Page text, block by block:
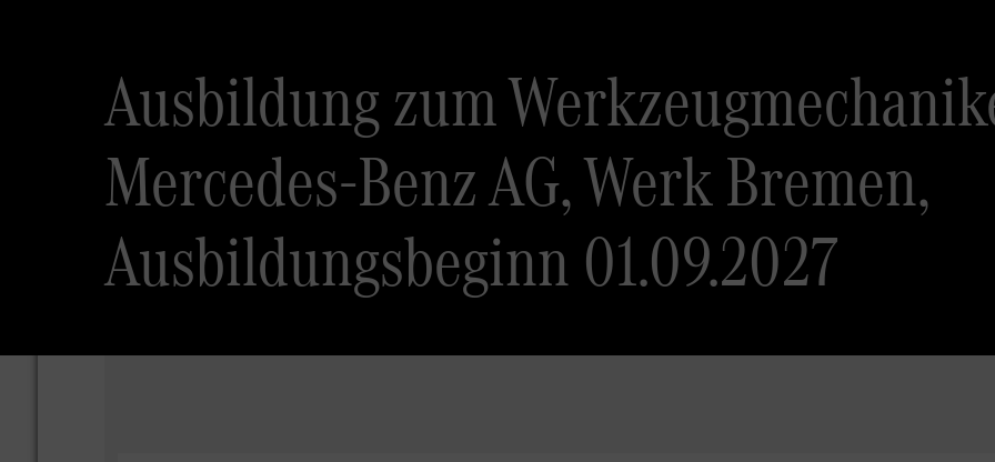
Ausbildung zum
Mercedes-Benz AG, Werk Bremen,
Ausbildungsbeginn 01.09.2027